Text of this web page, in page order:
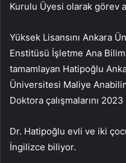
Kurulu Üyesi olarak görev
Yüksek Lisansını Ankara
Enstitüsü İşletme Ana Bilim
tamamlayan Hatipoğlu
Üniversitesi Maliye
Doktora çalışmalarını 2023
Dr. Hatipoğlu evli ve iki
İngilizce biliyor.